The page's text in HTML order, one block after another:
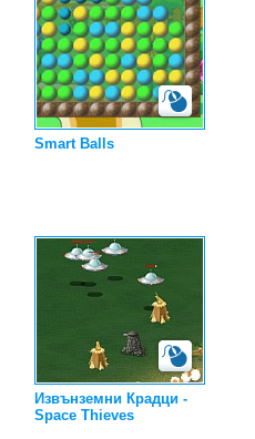
Smart Balls
Извънземни Крадци -
Space Thieves